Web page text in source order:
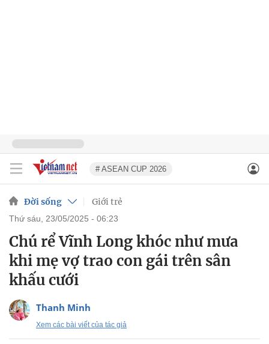
# ASEAN CUP 2026
Đời sống Giới trẻ
thứ sáu, 23/05/2025 - 06:23
Chú rể Vĩnh Long khóc như mưa
khi mẹ vợ trao con gái trên sân
khấu cưới
Thanh Minh
Xem các bài viết của tác giả